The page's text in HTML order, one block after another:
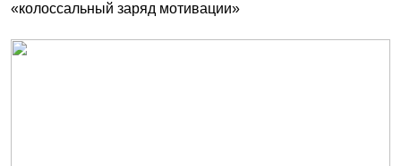
«колоссальный заряд мотивации»